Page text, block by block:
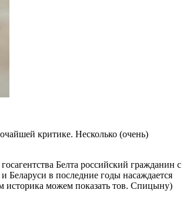
критике. Несколько (очень)
Белта российский гражданин с
Беларуси в последние годы насаждается
историка можем показать тов. Спицыну)